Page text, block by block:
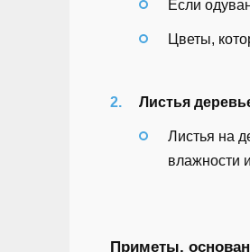
Если
Цветы,
Листья
Листья на
влажности
Приметы,